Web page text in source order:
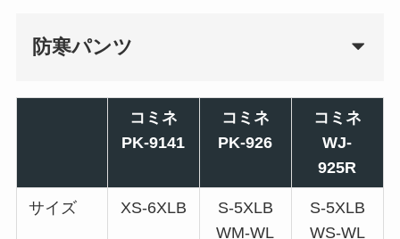
防寒パンツ
コミネ
PK-9141
コミネ
PK-926
コミネ
WJ-
925R
サイズ XS-6XLB
S-5XLB
WM-WL
S-5XLB
WS-WL